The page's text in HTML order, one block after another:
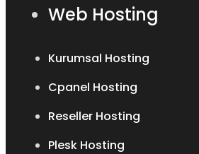
Web Hosting
Kurumsal Hosting
Cpanel Hosting
Reseller Hosting
Plesk Hosting